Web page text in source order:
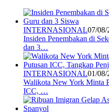
INTERNASIONAL07/08/
Insiden Penembakan di
dan 3…
INTERNASIONAL01/08/
Walikota New York Minta
ICC, …